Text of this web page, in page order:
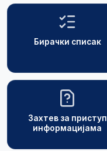
Бирачки списак
Захтев за приступ
информацијама